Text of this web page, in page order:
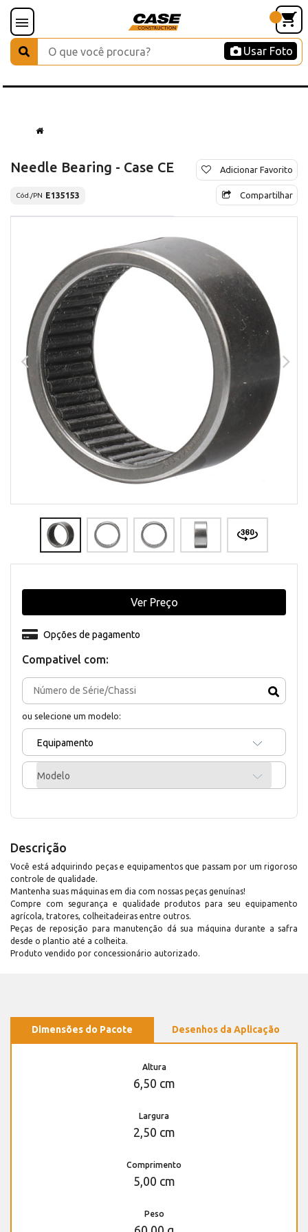
Usar Foto
Needle Bearing - Case CE
Cód./PN E135153
Adicionar Favorito
Compartilhar
Compativel com:
ou selecione um modelo:
Equipamento
Modelo
Opções de pagamento
Ver Preço
Descrição
Você está adquirindo peças e equipamentos que passam por um rigoroso
controle de qualidade.
Mantenha suas máquinas em dia com nossas peças genuínas!
Compre com segurança e qualidade produtos para seu equipamento
agrícola, tratores, colheitadeiras entre outros.
Peças de reposição para manutenção dá sua máquina durante a safra
desde o plantio até a colheita.
Produto vendido por concessionário autorizado.
Dimensões do Pacote Desenhos da Aplicação
Altura
6,50 cm
Largura
2,50 cm
Comprimento
5,00 cm
Peso